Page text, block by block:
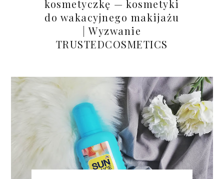
kosmetyczkę — kosmetyki
do wakacyjnego makijażu
| Wyzwanie
TRUSTEDCOSMETICS